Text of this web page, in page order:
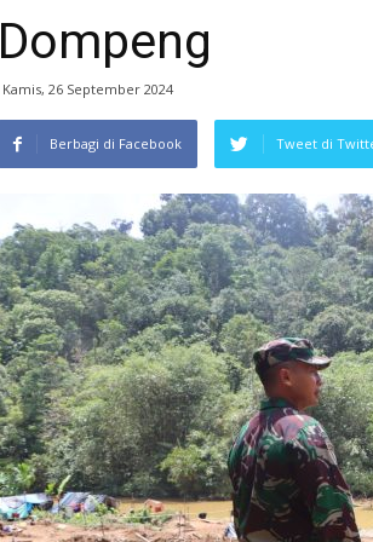
Dompeng
Kamis, 26 September 2024
Berbagi di Facebook Tweet di